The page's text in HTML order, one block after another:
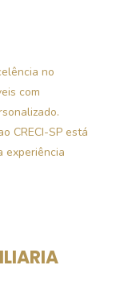
no
com
CRECI-SP está
experiência